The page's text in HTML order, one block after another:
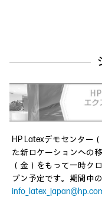
HP Latexデモセンター
た新ロケーションへの
（金）をもって一時ク
プン予定です。期間中